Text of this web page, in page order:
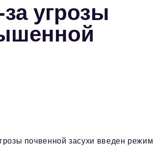
угрозы
почвенной засухи введен режим